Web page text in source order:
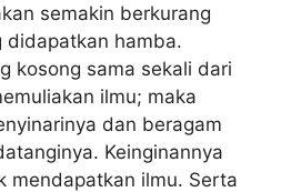
semakin berkurang
didapatkan hamba.
kosong sama sekali dari
ilmu; maka
dan beragam
Keinginannya
mendapatkan ilmu. Serta